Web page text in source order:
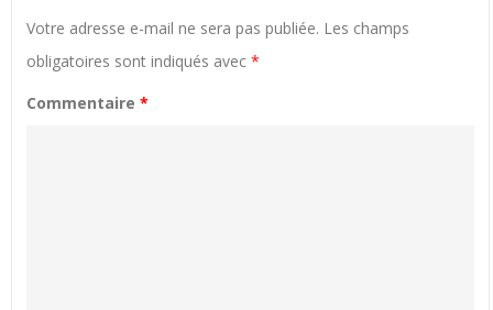
Votre adresse e-mail ne sera pas publiée. Les champs
obligatoires sont indiqués avec *
Commentaire *